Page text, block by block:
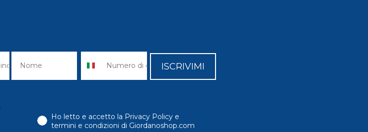
ISCRIVIMI
Ho letto e accetto la Privacy Policy e
termini e condizioni di Giordanoshop.com